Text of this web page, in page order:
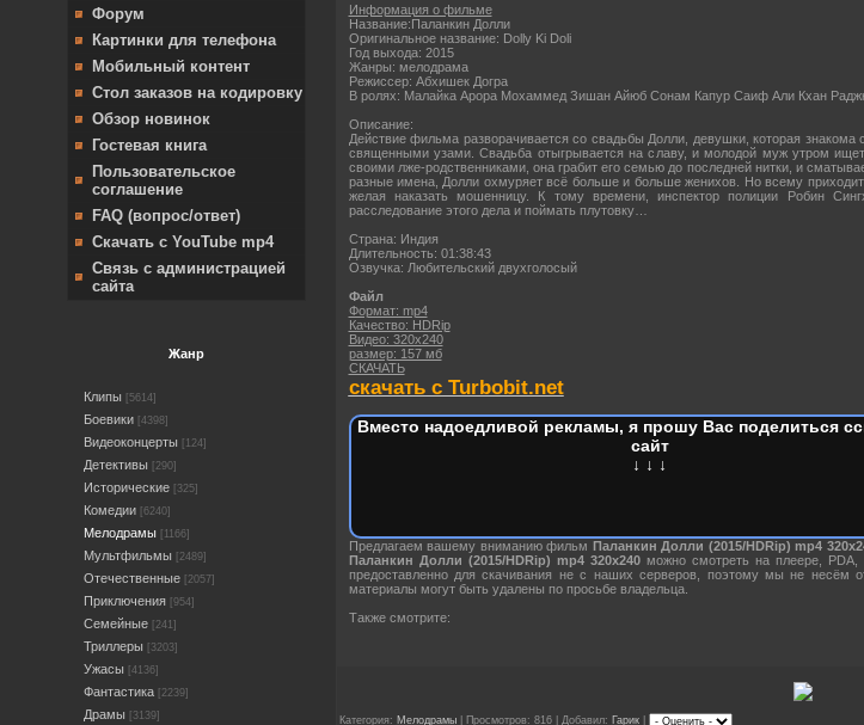
Форум
Картинки для телефона
Мобильный контент
Стол заказов на кодировку
Обзор новинок
Гостевая книга
Пользовательское
соглашение
FAQ (вопрос/ответ)
Скачать с YouTube mp4
Связь с администрацией
сайта
Жанр
Клипы [5614]
Боевики [4398]
Видеоконцерты [124]
Детективы [290]
Исторические [325]
Комедии [6240]
Мелодрамы [1166]
Мультфильмы [2489]
Отечественные [2057]
Приключения [954]
Семейные [241]
Триллеры [3203]
Ужасы [4136]
Фантастика [2239]
Драмы [3139]
Информация о фильме
Название:Паланкин Долли
Оригинальное название: Dolly Ki Doli
Год выхода: 2015
Жанры: мелодрама
Режиссер: Абхишек Догра
В ролях: Малайка Арора Мохаммед Зишан Айюб Сонам Капур Саиф Али Кхан
Описание:
Действие фильма разворачивается со свадьбы Долли, девушки, которая
священными узами. Свадьба отыгрывается на славу, и молодой муж утром
своими лже-родственниками, она грабит его семью до последней нитки, и
разные имена, Долли охмуряет всё больше и больше женихов. Но всему
желая наказать мошенницу. К тому времени, инспектор полиции Робин
расследование этого дела и поймать плутовку…
Страна: Индия
Длительность: 01:38:43
Озвучка: Любительский двухголосый
Файл
Формат: mp4
Качество: HDRip
Видео: 320х240
размер: 157 мб
СКАЧАТЬ
скачать с Turbobit.net
Вместо надоедливой рекламы, я прошу Вас поделиться
сайт
↓ ↓ ↓
Предлагаем вашему вниманию фильм Паланкин Долли (2015/HDRip) mp4
Паланкин Долли (2015/HDRip) mp4 320х240можно смотреть на плеере, PDA,
предоставленно для скачивания не с наших серверов, поэтому мы не несём
материалы могут быть удалены по просьбе владельца.
Также смотрите:
Категория: Мелодрамы| Просмотров: 816 | Добавил: Гарик|